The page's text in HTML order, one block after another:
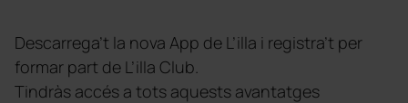
Descarrega’t la nova App de L’illa i registra’t per
formar part de L’illa Club.
Tindràs accés a tots aquests avantatges